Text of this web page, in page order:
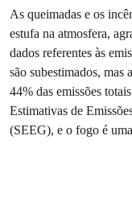
As queimadas e os
estufa na atmosfera,
dados referentes às
são subestimados, mas
44% das emissões
Estimativas de
(SEEG), e o fogo é